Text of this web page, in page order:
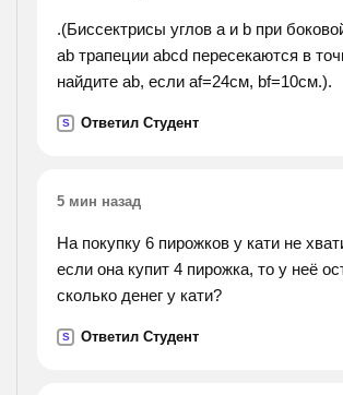
.(Биссектрисы углов a и b при
ab трапеции abcd пересекаются в
найдите ab, если af=24см, bf=10см.).
S Ответил Студент
5 мин назад
На покупку 6 пирожков у кати не
если она купит 4 пирожка, то у неё
сколько денег у кати?
S Ответил Студент